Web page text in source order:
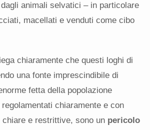
animali selvatici – in particolare
macellati e venduti come cibo
chiaramente che questi loghi di
una fonte imprescindibile di
fetta della popolazione
chiaramente e con
chiare e restrittive, sono un pericolo